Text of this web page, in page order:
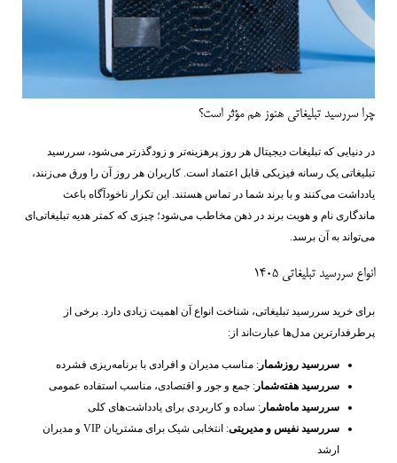
چرا سررسید تبلیغاتی هنوز هم مؤثر است؟
در دنیایی که تبلیغات دیجیتال هر روز پرهزینه‌تر و زودگذرتر می‌شود، سررسید
تبلیغاتی یک رسانه فیزیکی قابل اعتماد است. کاربران هر روز آن را ورق می‌زنند،
یادداشت می‌کنند و با برند شما در تماس هستند. این تکرار ناخودآگاه باعث
ماندگاری نام و هویت برند در ذهن مخاطب می‌شود؛ چیزی که کمتر هدیه تبلیغاتی‌ای
می‌تواند به آن برسد.
انواع سررسید تبلیغاتی 1405
برای خرید سررسید تبلیغاتی، شناخت انواع آن اهمیت زیادی دارد. برخی از
پرطرفدارترین مدل‌ها عبارت‌اند از:
سررسید روزشمار : مناسب مدیران و افرادی با برنامه‌ریزی فشرده
سررسید هفته‌شمار : جمع‌ و جور و اقتصادی، مناسب استفاده عمومی
سررسید ماه‌شمار : ساده و کاربردی برای یادداشت‌های کلی
سررسید نفیس و مدیریتی
: انتخابی شیک برای مشتریان VIP و مدیران
ارشد